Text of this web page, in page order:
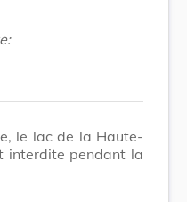
le lac de la Haute-
interdite pendant la